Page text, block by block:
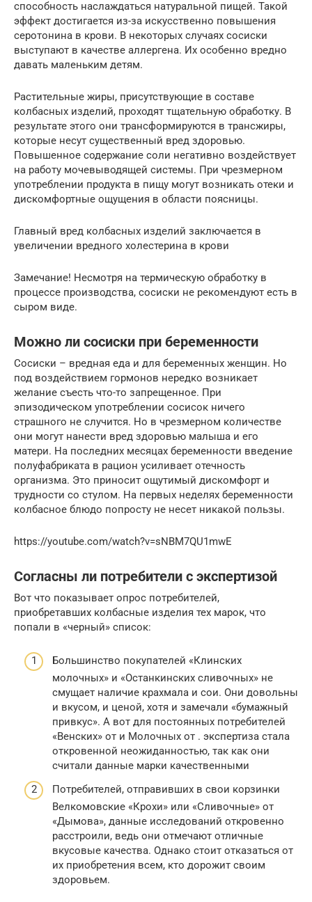
способность наслаждаться натуральной пищей. Такой
эффект достигается из-за искусственно повышения
серотонина в крови. В некоторых случаях сосиски
выступают в качестве аллергена. Их особенно вредно
давать маленьким детям.
Растительные жиры, присутствующие в составе
колбасных изделий, проходят тщательную обработку. В
результате этого они трансформируются в трансжиры,
которые несут существенный вред здоровью.
Повышенное содержание соли негативно воздействует
на работу мочевыводящей системы. При чрезмерном
употреблении продукта в пищу могут возникать отеки и
дискомфортные ощущения в области поясницы.
Главный вред колбасных изделий заключается в
увеличении вредного холестерина в крови
Замечание! Несмотря на термическую обработку в
процессе производства, сосиски не рекомендуют есть в
сыром виде.
Можно ли сосиски при беременности
Сосиски – вредная еда и для беременных женщин. Но
под воздействием гормонов нередко возникает
желание съесть что-то запрещенное. При
эпизодическом употреблении сосисок ничего
страшного не случится. Но в чрезмерном количестве
они могут нанести вред здоровью малыша и его
матери. На последних месяцах беременности введение
полуфабриката в рацион усиливает отечность
организма. Это приносит ощутимый дискомфорт и
трудности со стулом. На первых неделях беременности
колбасное блюдо попросту не несет никакой пользы.
https://youtube.com/watch?v=sNBM7QU1mwE
Согласны ли потребители с экспертизой
Вот что показывает опрос потребителей,
приобретавших колбасные изделия тех марок, что
попали в «черный» список:
Большинство покупателей «Клинских
молочных» и «Останкинских сливочных» не
смущает наличие крахмала и сои. Они довольны
и вкусом, и ценой, хотя и замечали «бумажный
привкус». А вот для постоянных потребителей
«Венских» от и Молочных от . экспертиза стала
откровенной неожиданностью, так как они
считали данные марки качественными
Потребителей, отправивших в свои корзинки
Велкомовские «Крохи» или «Сливочные» от
«Дымова», данные исследований откровенно
расстроили, ведь они отмечают отличные
вкусовые качества. Однако стоит отказаться от
их приобретения всем, кто дорожит своим
здоровьем.